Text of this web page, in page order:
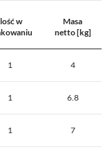
w
Masa
netto [kg]
1 4
1 6.8
1 7